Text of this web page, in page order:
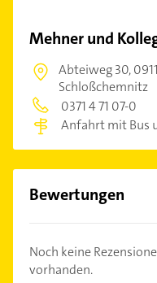
Mehner und
Abteiweg 30,
Schloßchemnitz
0371 4 71 07-0
Anfahrt mit Bus
Bewertungen
Noch keine
vorhanden.